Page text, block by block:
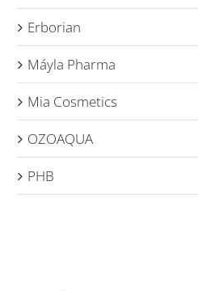
Erborian
Máyla Pharma
Mia Cosmetics
OZOAQUA
PHB